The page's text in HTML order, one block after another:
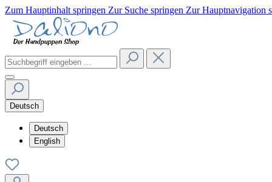
Zum Hauptinhalt springen Zur Suche springen Zur Hauptnavigation
Deutsch
Deutsch
English